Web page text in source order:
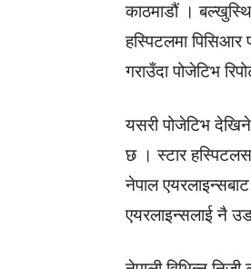
काठमाडौं ।
हस्पिटलमा पिसिआर
गराउँदा पोजेटिभ
यसरी पोजेटिभ
छ । स्टार
नेपाल
एयरलाइन्सलाई नै